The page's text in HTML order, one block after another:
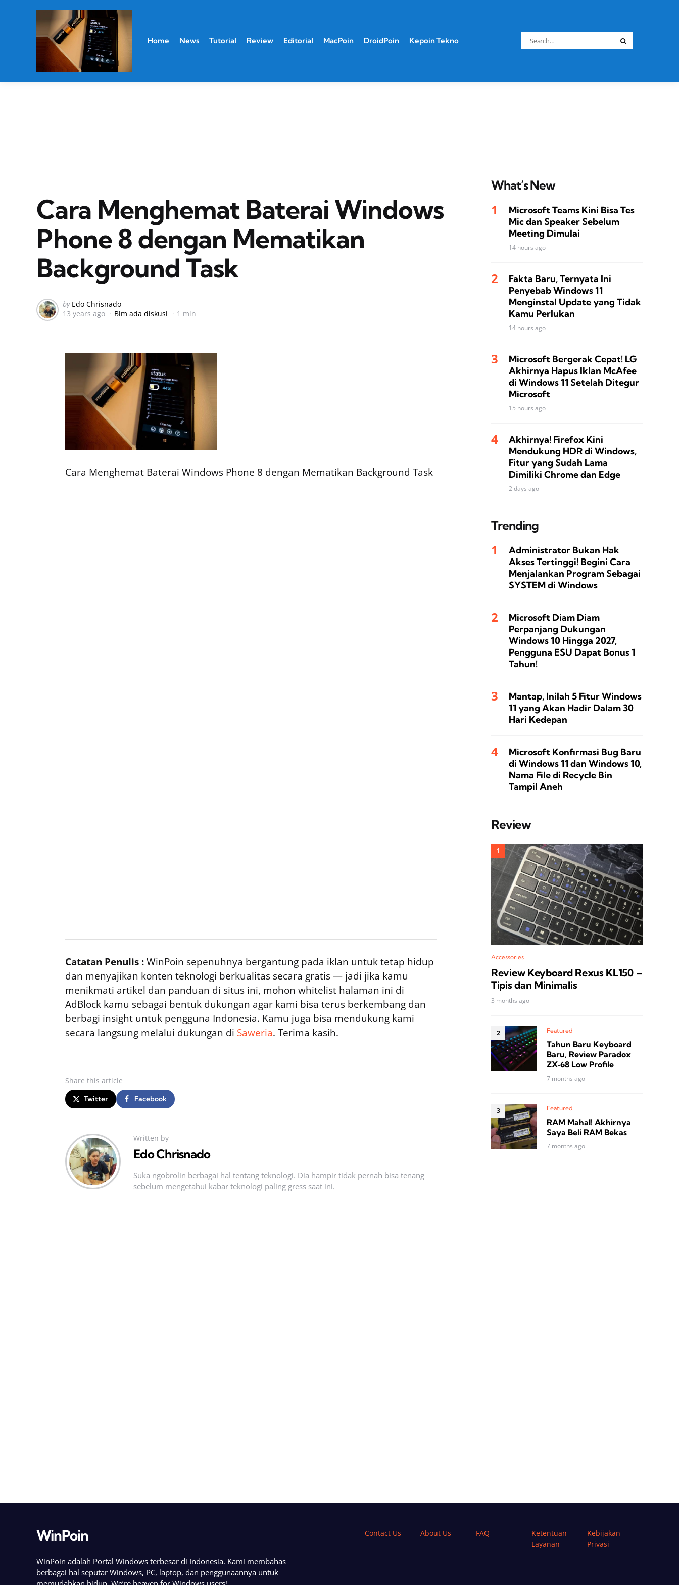
Home News Tutorial Review Editorial MacPoin DroidPoin Kepoin Tekno
Search
for:
Cara Menghemat Baterai Windows
Phone 8 dengan Mematikan
Background Task
Posted
by
by Edo Chrisnado
13 years ago
Blm ada diskusi 1 min
Cara Menghemat Baterai Windows Phone 8 dengan Mematikan Background Task
Catatan Penulis :WinPoin sepenuhnya bergantung pada iklan untuk tetap hidup
dan menyajikan konten teknologi berkualitas secara gratis — jadi jika kamu
menikmati artikel dan panduan di situs ini, mohon whitelist halaman ini di
AdBlock kamu sebagai bentuk dukungan agar kami bisa terus berkembang dan
berbagi insight untuk pengguna Indonesia. Kamu juga bisa mendukung kami
secara langsung melalui dukungan di Saweria. Terima kasih.
Share this article
Twitter Facebook
Written by
Edo Chrisnado
Suka ngobrolin berbagai hal tentang teknologi. Dia hampir tidak pernah bisa tenang
sebelum mengetahui kabar teknologi paling gress saat ini.
What’s New
Microsoft Teams Kini Bisa Tes
Mic dan Speaker Sebelum
Meeting Dimulai
14 hours ago
Fakta Baru, Ternyata Ini
Penyebab Windows 11
Menginstal Update yang Tidak
Kamu Perlukan
14 hours ago
Microsoft Bergerak Cepat! LG
Akhirnya Hapus Iklan McAfee
di Windows 11 Setelah Ditegur
Microsoft
15 hours ago
Akhirnya! Firefox Kini
Mendukung HDR di Windows,
Fitur yang Sudah Lama
Dimiliki Chrome dan Edge
2 days ago
Trending
Administrator Bukan Hak
Akses Tertinggi! Begini Cara
Menjalankan Program Sebagai
SYSTEM di Windows
Microsoft Diam Diam
Perpanjang Dukungan
Windows 10 Hingga 2027,
Pengguna ESU Dapat Bonus 1
Tahun!
Mantap, Inilah 5 Fitur Windows
11 yang Akan Hadir Dalam 30
Hari Kedepan
Microsoft Konfirmasi Bug Baru
di Windows 11 dan Windows 10,
Nama File di Recycle Bin
Tampil Aneh
Review
Accessories
Review Keyboard Rexus KL150 –
Tipis dan Minimalis
3 months ago
Featured
Tahun Baru Keyboard
Baru, Review Paradox
ZX‑68 Low Profile
7 months ago
Featured
RAM Mahal! Akhirnya
Saya Beli RAM Bekas
7 months ago
WinPoin
WinPoin adalah Portal Windows terbesar di Indonesia. Kami membahas
berbagai hal seputar Windows, PC, laptop, dan penggunaannya untuk
Contact Us About Us FAQ
Ketentuan
Layanan
Kebijakan
Privasi